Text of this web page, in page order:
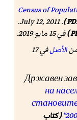
"Census of
. July 12, 2011.
في 15 مايو 2019
.
الأصل
في 17
Државен
на
( كتاب